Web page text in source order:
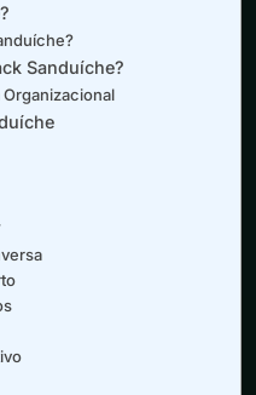
Sanduíche?